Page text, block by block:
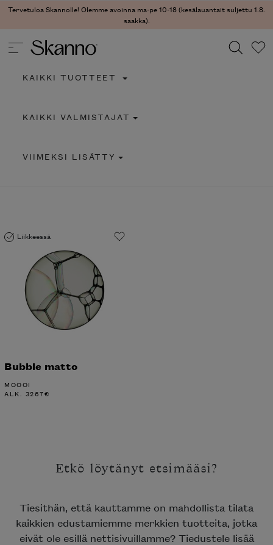
Tervetuloa Skannolle! Olemme avoinna ma-pe 10-18 (kesälauantait suljettu 1.8.
saakka).
Type 2 or more characters for results.
KAIKKI TUOTTEET
KAIKKI VALMISTAJAT
VIIMEKSI LISÄTTY
Liikkeessä
Bubble matto
MOOOI
ALK. 3267€
Etkö löytänyt etsimääsi?
Tiesithän, että kauttamme on mahdollista tilata
kaikkien edustamiemme merkkien tuotteita, jotka
eivät ole esillä nettisivuillamme? Tiedustele lisää